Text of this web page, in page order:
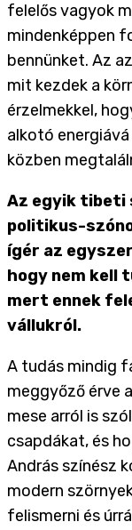
felelős vagyok
mindenképpen
bennünket. Az
mit kezdek a
érzelmekkel,
alkotó
közben
Az egyik tibeti
politikus-
ígér az
hogy nem kell
mert ennek
vállukról.
A tudás mindig
meggyőző érve
mese arról is
csapdákat, és
András színész
modern
felismerni és